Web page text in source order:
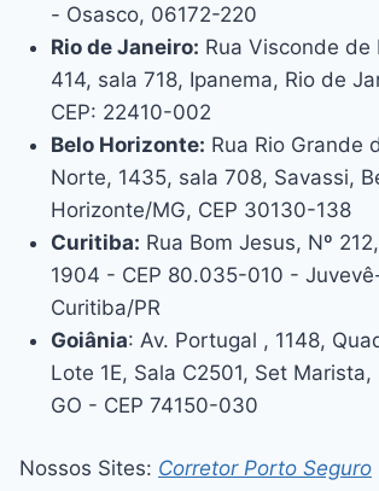
- Osasco, 06172-220
Rio de Janeiro: Rua Visconde de
414, sala 718, Ipanema, Rio de
CEP: 22410-002
Belo Horizonte: Rua Rio Grande
Norte, 1435, sala 708, Savassi,
Horizonte/MG, CEP 30130-138
Curitiba: Rua Bom Jesus, Nº
1904 - CEP 80.035-010 -
Curitiba/PR
Goiânia: Av. Portugal , 1148,
Lote 1E, Sala C2501, Set Marista,
GO - CEP 74150-030
Nossos Sites: Corretor Porto Seguro